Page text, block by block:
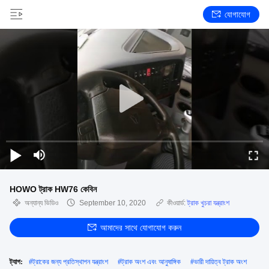
যোগাযোগ
HOWO ট্রাক HW76 কেবিন
অন্যান্য ভিডিও September 10, 2020 কীওয়ার্ড:ট্রাক খুচরা যন্ত্রাংশ
আমাদের সাথে যোগাযোগ করুন
ট্যাগ: #ট্রাকের জন্য প্রতিস্থাপন যন্ত্রাংশ #ট্রাক অংশ এবং আনুষাঙ্গিক #ভারী দায়িত্ব ট্রাক অংশ